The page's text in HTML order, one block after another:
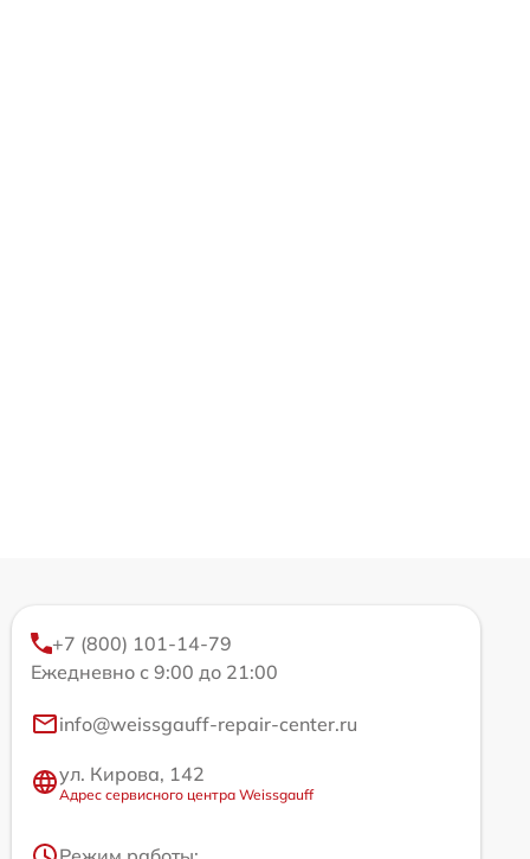
+7 (800) 101-14-79
Ежедневно с 9:00 до 21:00
info@weissgauff-repair-center.ru
ул. Кирова, 142
Адрес сервисного центра Weissgauff